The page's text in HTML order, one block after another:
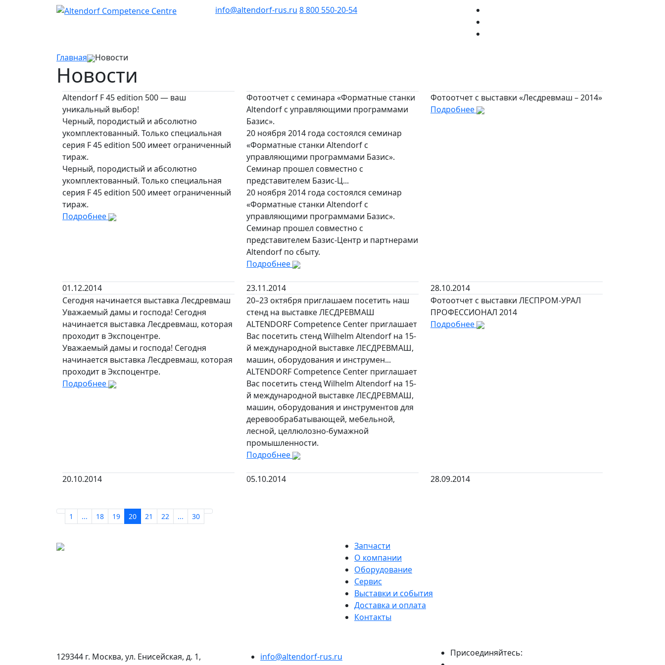
info@altendorf-rus.ru 8 800 550-20-54
Главная Новости
Новости
Altendorf F 45 edition 500 — ваш
уникальный выбор!
Черный, породистый и абсолютно
укомплектованный. Только специальная
серия F 45 edition 500 имеет ограниченный
тираж.
Черный, породистый и абсолютно
укомплектованный. Только специальная
серия F 45 edition 500 имеет ограниченный
тираж.
Подробнее
01.12.2014
Фотоотчет с семинара «Форматные станки
Altendorf с управляющими программами
Базис».
20 ноября 2014 года состоялся семинар
«Форматные станки Altendorf с
управляющими программами Базис».
Семинар прошел совместно с
представителем Базис-Ц...
20 ноября 2014 года состоялся семинар
«Форматные станки Altendorf с
управляющими программами Базис».
Семинар прошел совместно с
представителем Базис-Центр и партнерами
Altendorf по сбыту.
Подробнее
23.11.2014
Фотоотчет с выставки «Лесдревмаш – 2014»
Подробнее
28.10.2014
Сегодня начинается выставка Лесдревмаш
Уважаемый дамы и господа! Сегодня
начинается выставка Лесдревмаш, которая
проходит в Экспоцентре.
Уважаемый дамы и господа! Сегодня
начинается выставка Лесдревмаш, которая
проходит в Экспоцентре.
Подробнее
20.10.2014
20–23 октября приглашаем посетить наш
стенд на выставке ЛЕСДРЕВМАШ
ALTENDORF Competence Center приглашает
Вас посетить стенд Wilhelm Altendorf на 15-
й международной выставке ЛЕСДРЕВМАШ,
машин, оборудования и инструмен...
ALTENDORF Competence Center приглашает
Вас посетить стенд Wilhelm Altendorf на 15-
й международной выставке ЛЕСДРЕВМАШ,
машин, оборудования и инструментов для
деревообрабатывающей, мебельной,
лесной, целлюлозно-бумажной
промышленности.
Подробнее
05.10.2014
Фотоотчет с выставки ЛЕСПРОМ-УРАЛ
ПРОФЕССИОНАЛ 2014
Подробнее
28.09.2014
1 ... 18 19 20 21 22 ... 30
Запчасти
О компании
Оборудование
Сервис
Выставки и события
Доставка и оплата
Контакты
129344 г. Москва, ул. Енисейская, д. 1,
info@altendorf-rus.ru
Присоединяйтесь: